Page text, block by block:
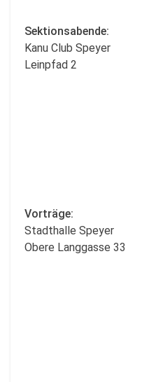
Sektionsabende:
Kanu Club Speyer
Leinpfad 2
Vorträge:
Stadthalle Speyer
Obere Langgasse 33